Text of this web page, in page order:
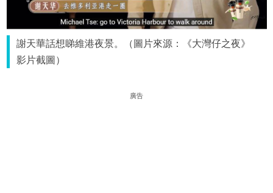
謝天華話想睇維港夜景。（圖片來源：《大灣仔之夜》
影片截圖）
廣告